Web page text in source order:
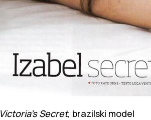
Victoria’s Secret, brazilski model